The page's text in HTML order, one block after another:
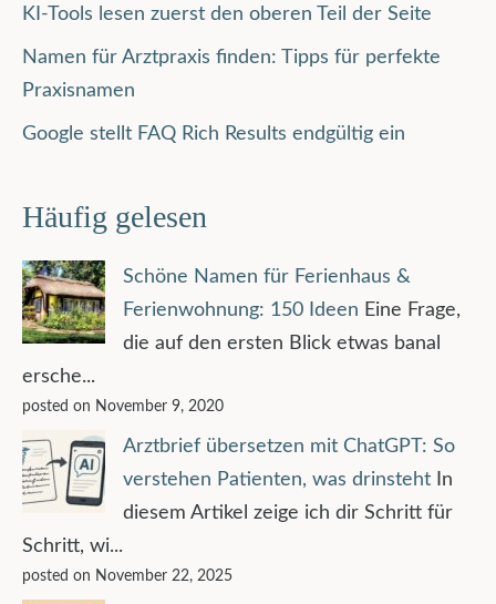
KI-Tools lesen zuerst den oberen Teil der Seite
Namen für Arztpraxis finden: Tipps für perfekte
Praxisnamen
Google stellt FAQ Rich Results endgültig ein
Häufig gelesen
Schöne Namen für Ferienhaus &
Ferienwohnung: 150 Ideen Eine Frage,
die auf den ersten Blick etwas banal
ersche...
posted on November 9, 2020
Arztbrief übersetzen mit ChatGPT: So
verstehen Patienten, was drinsteht
In
diesem Artikel zeige ich dir Schritt für
Schritt, wi...
posted on November 22, 2025